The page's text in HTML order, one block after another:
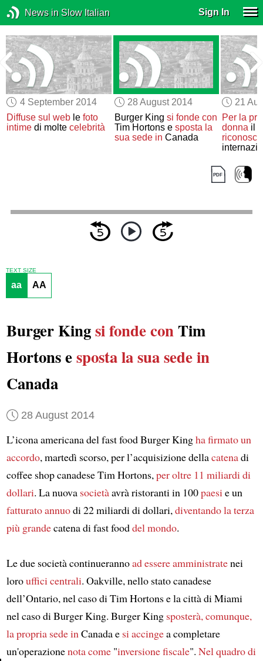
News in Slow Italian Sign In
4 September 2014
Diffuse sul web lefoto
intime di moltecelebrità
28 August 2014
Burger King si fonde con
Tim Hortons e sposta la
sua sede in Canada
21
Per la
donnail
TEXT SIZE
aa AA
Burger Kingsi fonde conTim
Hortons esposta la sua sede in
Canada
28 August 2014
L’icona americana del fast food Burger Kingha firmato un
accordo, martedì scorso, per l’acquisizione dellacatenadi
coffee shop canadese Tim Hortons,per oltre 11 miliardi di
dollari. La nuova societàavrà ristoranti in 100paesie un
fatturato annuodi 22 miliardi di dollari,diventandola terza
più grandecatena di fast fooddel mondo.
Le due società continuerannoad essere amministratenei
lorouffici centrali. Oakville, nello stato canadese
dell’Ontario, nel caso di Tim Hortons e la città di Miami
nel caso di Burger King. Burger King sposterà, comunque,
la propria sede inCanada e si accingea completare
un'operazionenota come"inversione fiscale". Nel quadro di